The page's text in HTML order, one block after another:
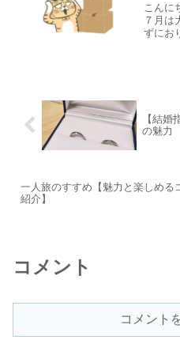
こんに
７月は
ずにお
新で
は、
【結婚
の魅力
一人旅のすすめ【魅力と楽しめる
紹介】
コメント
コメント